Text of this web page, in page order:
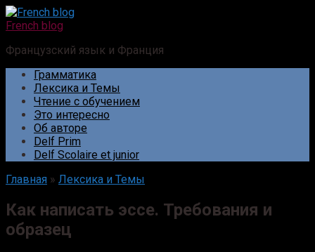
Перейти
к
French blog
Французский язык и Франция
Грамматика
Лексика и Темы
Чтение с обучением
Это интересно
Об авторе
Delf Prim
Delf Scolaire et junior
Главная » Лексика и Темы
Как написать эссе. Требования и
образец